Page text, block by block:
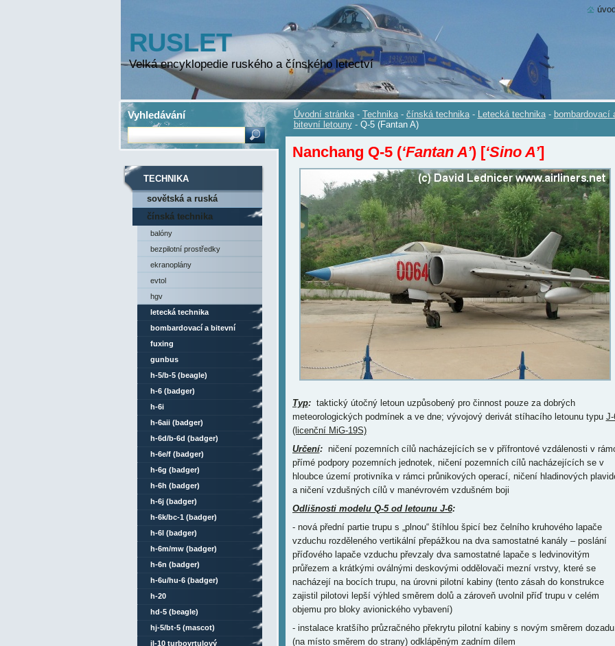
RUSLET
Velká encyklopedie ruského a čínského letectví
Úvodní stránka - Technika - čínská technika - Letecká technika - bombardovací
bitevní letouny - Q-5 (Fantan A)
Nanchang Q-5 (‘Fantan A’) [‘Sino A’]
Typ:taktický útočný letoun uzpůsobený pro činnost pouze za dobrých
meteorologických podmínek a ve dne; vývojový derivát stíhacího letounu typu J-
(licenční MiG-19S)
Určení:ničení pozemních cílů nacházejících se v přífrontové vzdálenosti v
přímé podpory pozemních jednotek, ničení pozemních cílů nacházejících se v
hloubce území protivníka v rámci průnikových operací, ničení hladinových
a ničení vzdušných cílů v manévrovém vzdušném boji
Odlišnosti modelu Q-5 od letounu J-6:
- nová přední partie trupu s „plnou“ štíhlou špicí bez čelního kruhového lapače
vzduchu rozděleného vertikální přepážkou na dva samostatné kanály – poslání
příďového lapače vzduchu převzaly dva samostatné lapače s ledvinovitým
průřezem a krátkými oválnými deskovými oddělovači mezní vrstvy, které se
nacházejí na bocích trupu, na úrovni pilotní kabiny (tento zásah do konstrukce
zajistil pilotovi lepší výhled směrem dolů a zároveň uvolnil příď trupu v celém
objemu pro bloky avionického vybavení)
- instalace kratšího průzračného překrytu pilotní kabiny s novým směrem dozadu
(na místo směrem do strany) odklápěným zadním dílem
TECHNIKA
sovětská a ruská
technika
čínská technika
balóny
bezpilotní prostředky
ekranoplány
evtol
hgv
letecká technika
bombardovací a bitevní
letouny
fuxing
gunbus
h-5/b-5 (beagle)
h-6 (badger)
h-6i
h-6aii (badger)
h-6d/b-6d (badger)
h-6e/f (badger)
h-6g (badger)
h-6h (badger)
h-6j (badger)
h-6k/bc-1 (badger)
h-6l (badger)
h-6m/mw (badger)
h-6n (badger)
h-6u/hu-6 (badger)
h-20
hd-5 (beagle)
hj-5/bt-5 (mascot)
il-10 turbovrtulový
Vyhledávání